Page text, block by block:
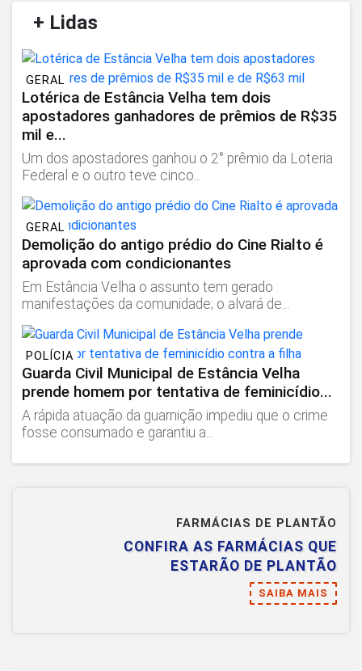
+ Lidas
GERAL
Lotérica de Estância Velha tem dois
apostadores ganhadores de prêmios de R$35
mil e...
Um dos apostadores ganhou o 2° prêmio da Loteria
Federal e o outro teve cinco...
GERAL
Demolição do antigo prédio do Cine Rialto é
aprovada com condicionantes
Em Estância Velha o assunto tem gerado
manifestações da comunidade; o alvará de...
POLÍCIA
Guarda Civil Municipal de Estância Velha
prende homem por tentativa de feminicídio...
A rápida atuação da guarnição impediu que o crime
fosse consumado e garantiu a...
FARMÁCIAS DE PLANTÃO
CONFIRA AS FARMÁCIAS QUE
ESTARÃO DE PLANTÃO
SAIBA MAIS